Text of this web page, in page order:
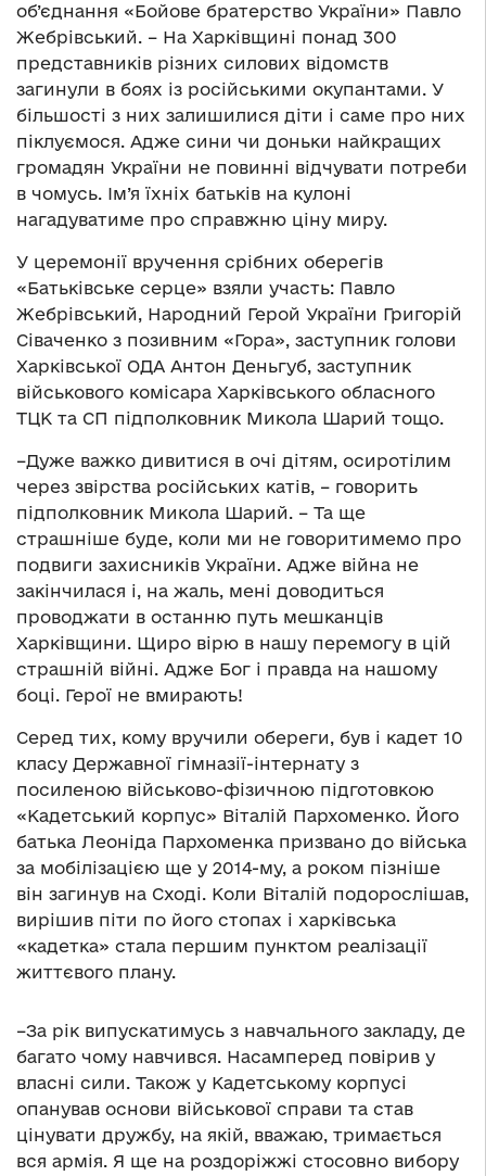
об’єднання «Бойове братерство України» Павло
Жебрівський. – На Харківщині понад 300
представників різних силових відомств
загинули в боях із російськими окупантами. У
більшості з них залишилися діти і саме про них
піклуємося. Адже сини чи доньки найкращих
громадян України не повинні відчувати потреби
в чомусь. Ім’я їхніх батьків на кулоні
нагадуватиме про справжню ціну миру.
У церемонії вручення срібних оберегів
«Батьківське серце» взяли участь: Павло
Жебрівський, Народний Герой України Григорій
Сіваченко з позивним «Гора», заступник голови
Харківської ОДА Антон Деньгуб, заступник
військового комісара Харківського обласного
ТЦК та СП підполковник Микола Шарий тощо.
–Дуже важко дивитися в очі дітям, осиротілим
через звірства російських катів, – говорить
підполковник Микола Шарий. – Та ще
страшніше буде, коли ми не говоритимемо про
подвиги захисників України. Адже війна не
закінчилася і, на жаль, мені доводиться
проводжати в останню путь мешканців
Харківщини. Щиро вірю в нашу перемогу в цій
страшній війні. Адже Бог і правда на нашому
боці. Герої не вмирають!
Серед тих, кому вручили обереги, був і кадет 10
класу Державної гімназії-інтернату з
посиленою військово-фізичною підготовкою
«Кадетський корпус» Віталій Пархоменко. Його
батька Леоніда Пархоменка призвано до війська
за мобілізацією ще у 2014-му, а роком пізніше
він загинув на Сході. Коли Віталій подорослішав,
вирішив піти по його стопах і харківська
«кадетка» стала першим пунктом реалізації
життєвого плану.
–За рік випускатимусь з навчального закладу, де
багато чому навчився. Насамперед повірив у
власні сили. Також у Кадетському корпусі
опанував основи військової справи та став
цінувати дружбу, на якій, вважаю, тримається
вся армія. Я ще на роздоріжжі стосовно вибору